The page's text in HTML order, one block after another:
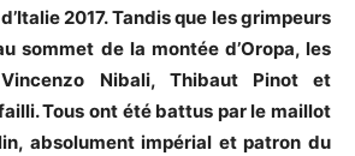
2017. Tandis que les grimpeurs
sommet de la montée d’Oropa, les
Nibali, Thibaut Pinot et
Tous ont été battus par le maillot
absolument impérial et patron du